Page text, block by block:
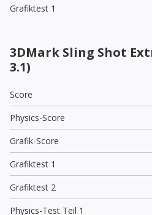
Grafiktest 1
3DMark Sling Shot
3.1)
Score
Physics-Score
Grafik-Score
Grafiktest 1
Grafiktest 2
Physics-Test Teil 1